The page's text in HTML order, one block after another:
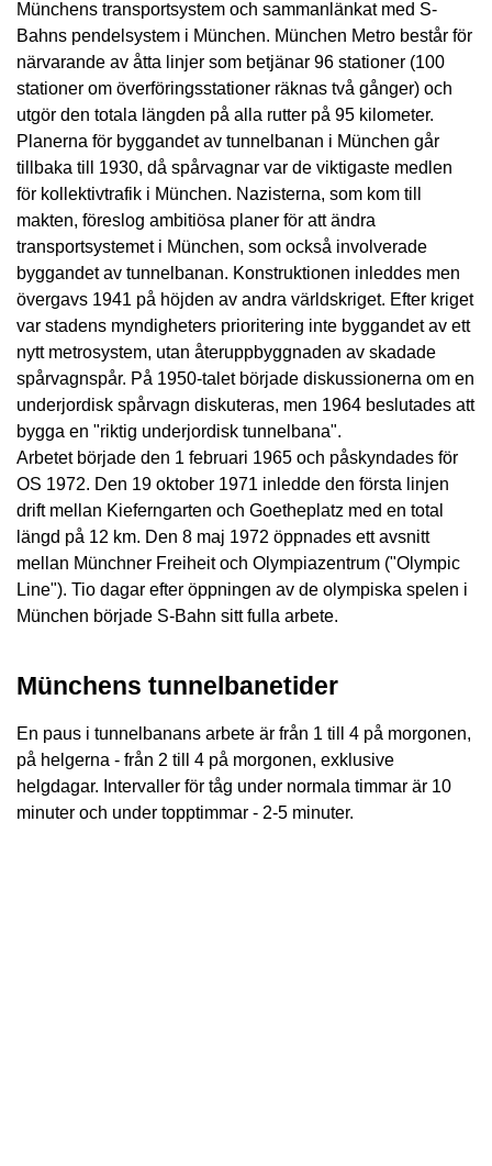
Münchens transportsystem och sammanlänkat med S-
Bahns pendelsystem i München. München Metro består för
närvarande av åtta linjer som betjänar 96 stationer (100
stationer om överföringsstationer räknas två gånger) och
utgör den totala längden på alla rutter på 95 kilometer.
Planerna för byggandet av tunnelbanan i München går
tillbaka till 1930, då spårvagnar var de viktigaste medlen
för kollektivtrafik i München. Nazisterna, som kom till
makten, föreslog ambitiösa planer för att ändra
transportsystemet i München, som också involverade
byggandet av tunnelbanan. Konstruktionen inleddes men
övergavs 1941 på höjden av andra världskriget. Efter kriget
var stadens myndigheters prioritering inte byggandet av ett
nytt metrosystem, utan återuppbyggnaden av skadade
spårvagnspår. På 1950-talet började diskussionerna om en
underjordisk spårvagn diskuteras, men 1964 beslutades att
bygga en "riktig underjordisk tunnelbana".
Arbetet började den 1 februari 1965 och påskyndades för
OS 1972. Den 19 oktober 1971 inledde den första linjen
drift mellan Kieferngarten och Goetheplatz med en total
längd på 12 km. Den 8 maj 1972 öppnades ett avsnitt
mellan Münchner Freiheit och Olympiazentrum ("Olympic
Line"). Tio dagar efter öppningen av de olympiska spelen i
München började S-Bahn sitt fulla arbete.
Münchens tunnelbanetider
En paus i tunnelbanans arbete är från 1 till 4 på morgonen,
på helgerna - från 2 till 4 på morgonen, exklusive
helgdagar. Intervaller för tåg under normala timmar är 10
minuter och under topptimmar - 2-5 minuter.